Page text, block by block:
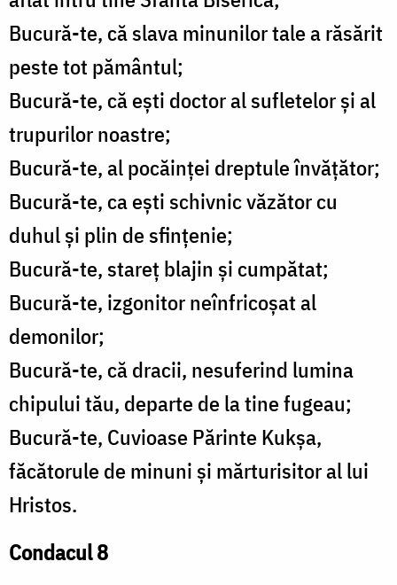
Bucură-te, că slava minunilor tale a răsărit
peste tot pământul;
Bucură-te, că ești doctor al sufletelor și al
trupurilor noastre;
Bucură-te, al pocăinței dreptule învățător;
Bucură-te, ca ești schivnic văzător cu
duhul și plin de sfințenie;
Bucură-te, stareț blajin și cumpătat;
Bucură-te, izgonitor neînfricoșat al
demonilor;
Bucură-te, că dracii, nesuferind lumina
chipului tău, departe de la tine fugeau;
Bucură-te, Cuvioase Părinte Kukşa,
făcătorule de minuni și mărturisitor al lui
Hristos.
Condacul 8